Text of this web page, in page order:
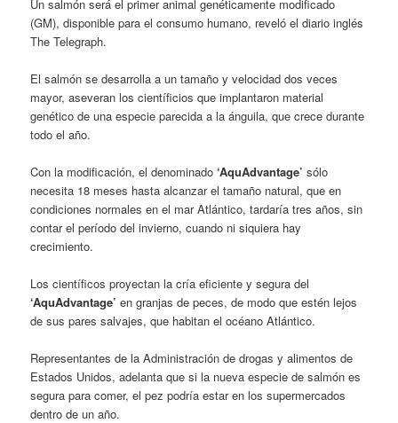
Un salmón será el primer animal genéticamente modificado
(GM), disponible para el consumo humano, reveló el diario inglés
The Telegraph.
El salmón se desarrolla a un tamaño y velocidad dos veces
mayor, aseveran los científicios que implantaron material
genético de una especie parecida a la ánguila, que crece durante
todo el año.
Con la modificación, el denominado‘AquAdvantage’ sólo
necesita 18 meses hasta alcanzar el tamaño natural, que en
condiciones normales en el mar Atlántico, tardaría tres años, sin
contar el período del invierno, cuando ni siquiera hay
crecimiento.
Los científicos proyectan la cría eficiente y segura del
‘AquAdvantage’ en granjas de peces, de modo que estén lejos
de sus pares salvajes, que habitan el océano Atlántico.
Representantes de la Administración de drogas y alimentos de
Estados Unidos, adelanta que si la nueva especie de salmón es
segura para comer, el pez podría estar en los supermercados
dentro de un año.